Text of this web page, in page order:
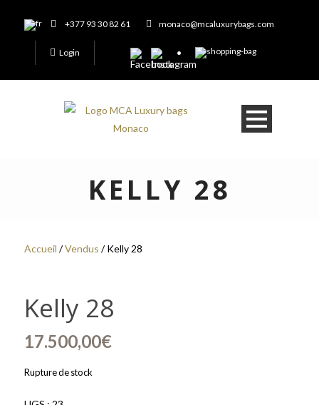
+377 93 30 82 61 monaco@mcaluxurybags.com
Login
KELLY 28
Accueil /Vendus / Kelly 28
Kelly 28
17.500,00€
Rupture de stock